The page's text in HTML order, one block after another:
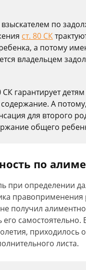
по
ст. 80 СК
а потому
владельцем
гарантирует
А
для второго
общего
по
при определении
правоприменения
получил
приходилось
листа.